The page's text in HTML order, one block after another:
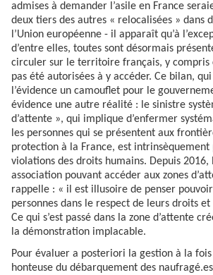
admises à demander l’asile en France
deux tiers des autres « relocalisées » dans
l’Union européenne - il apparaît qu’à
d’entre elles, toutes sont désormais
circuler sur le territoire français, y compris
pas été autorisées à y accéder. Ce bilan,
l’évidence un camouflet pour le
évidence une autre réalité : le sinistre
d’attente », qui implique d’enfermer
les personnes qui se présentent aux
protection à la France, est
violations des droits humains. Depuis
association pouvant accéder aux zones
rappelle : « il est illusoire de penser
personnes dans le respect de leurs droits
Ce qui s’est passé dans la zone d’attente
la démonstration implacable.
Pour évaluer a posteriori la gestion à la
honteuse du débarquement des